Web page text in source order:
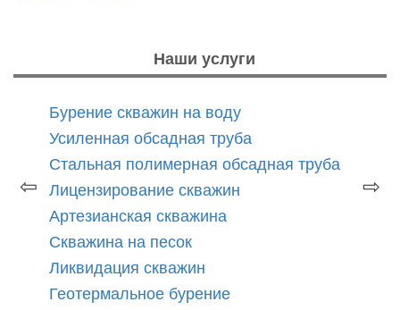
Наши услуги
⇦
Бурение скважин на воду
Усиленная обсадная труба
Стальная полимерная обсадная труба
Лицензирование скважин
Артезианская скважина
Скважина на песок
Ликвидация скважин
Геотермальное бурение
⇨